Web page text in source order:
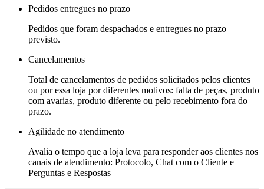
Pedidos entregues no prazo
Pedidos que foram despachados e entregues no prazo
previsto.
Cancelamentos
Total de cancelamentos de pedidos solicitados pelos clientes
ou por essa loja por diferentes motivos: falta de peças, produto
com avarias, produto diferente ou pelo recebimento fora do
prazo.
Agilidade no atendimento
Avalia o tempo que a loja leva para responder aos clientes nos
canais de atendimento: Protocolo, Chat com o Cliente e
Perguntas e Respostas